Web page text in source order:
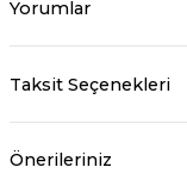
Yorumlar
Taksit Seçenekleri
Önerileriniz